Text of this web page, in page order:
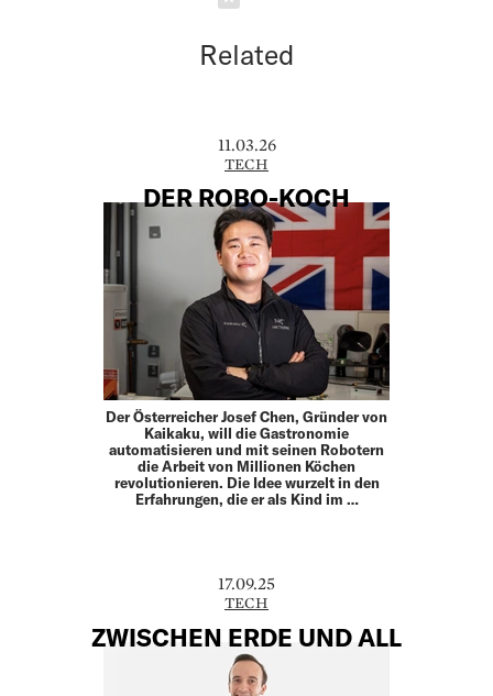
Related
11.03.26
TECH
DER ROBO-KOCH
Der Österreicher Josef Chen, Gründer von
Kaikaku, will die Gastronomie
automatisieren und mit seinen Robotern
die Arbeit von Millionen Köchen
revolutionieren. Die Idee wurzelt in den
Erfahrungen, die er als Kind im …
17.09.25
TECH
ZWISCHEN ERDE UND ALL